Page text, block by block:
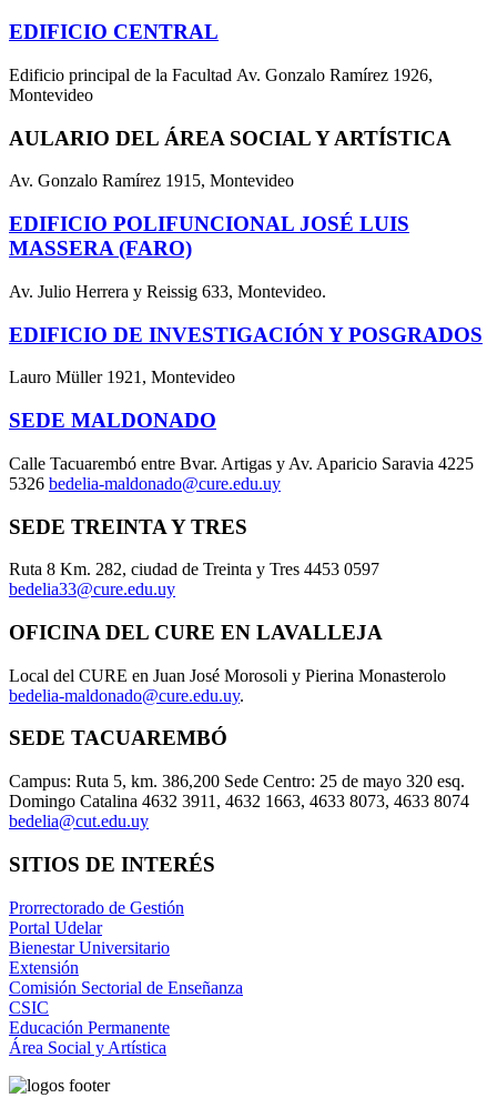
EDIFICIO CENTRAL
Edificio principal de la Facultad Av. Gonzalo Ramírez 1926,
Montevideo
AULARIO DEL ÁREA SOCIAL Y ARTÍSTICA
Av. Gonzalo Ramírez 1915, Montevideo
EDIFICIO POLIFUNCIONAL JOSÉ LUIS
MASSERA (FARO)
Av. Julio Herrera y Reissig 633, Montevideo.
EDIFICIO DE INVESTIGACIÓN Y POSGRADOS
Lauro Müller 1921, Montevideo
SEDE MALDONADO
Calle Tacuarembó entre Bvar. Artigas y Av. Aparicio Saravia 4225
5326 bedelia-maldonado@cure.edu.uy
SEDE TREINTA Y TRES
Ruta 8 Km. 282, ciudad de Treinta y Tres 4453 0597
bedelia33@cure.edu.uy
OFICINA DEL CURE EN LAVALLEJA
Local del CURE en Juan José Morosoli y Pierina Monasterolo
bedelia-maldonado@cure.edu.uy.
SEDE TACUAREMBÓ
Campus: Ruta 5, km. 386,200 Sede Centro: 25 de mayo 320 esq.
Domingo Catalina 4632 3911, 4632 1663, 4633 8073, 4633 8074
bedelia@cut.edu.uy
SITIOS DE INTERÉS
Prorrectorado de Gestión
Portal Udelar
Bienestar Universitario
Extensión
Comisión Sectorial de Enseñanza
CSIC
Educación Permanente
Área Social y Artística